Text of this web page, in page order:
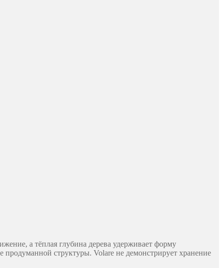
а тёплая глубина дерева удерживает форму
структуры. Volare не демонстрирует хранение